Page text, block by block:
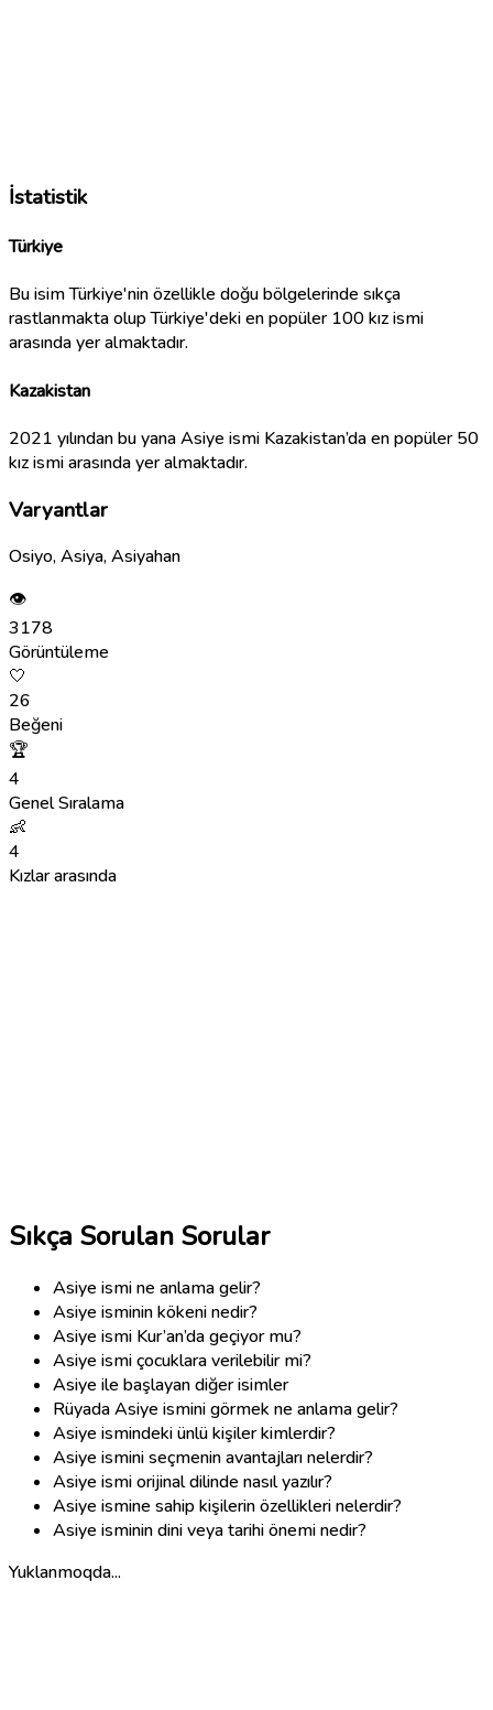
İstatistik
Türkiye
Bu isim Türkiye'nin özellikle doğu bölgelerinde sıkça
rastlanmakta olup Türkiye'deki en popüler 100 kız ismi
arasında yer almaktadır.
Kazakistan
2021 yılından bu yana Asiye ismi Kazakistan’da en popüler 50
kız ismi arasında yer almaktadır.
Varyantlar
Osiyo, Asiya, Asiyahan
👁
3178
Görüntüleme
🤍
26
Beğeni
🏆
4
Genel Sıralama
👶
4
Kızlar arasında
Sıkça Sorulan Sorular
Asiye ismi ne anlama gelir?
Asiye isminin kökeni nedir?
Asiye ismi Kur’an’da geçiyor mu?
Asiye ismi çocuklara verilebilir mi?
Asiye ile başlayan diğer isimler
Rüyada Asiye ismini görmek ne anlama gelir?
Asiye ismindeki ünlü kişiler kimlerdir?
Asiye ismini seçmenin avantajları nelerdir?
Asiye ismi orijinal dilinde nasıl yazılır?
Asiye ismine sahip kişilerin özellikleri nelerdir?
Asiye isminin dini veya tarihi önemi nedir?
Yuklanmoqda...